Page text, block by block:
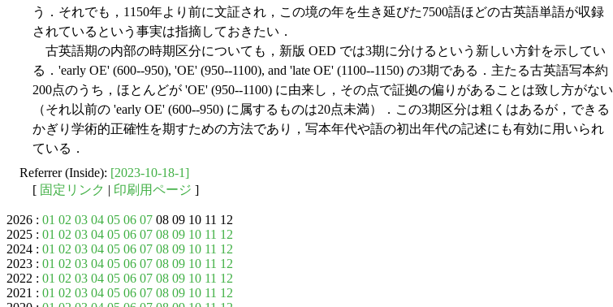
う．それでも，1150年より前に文証され，この境の年を生き延びた7500語ほどの古英語単語が収録
されているという事実は指摘しておきたい．
古英語期の内部の時期区分についても，新版 OED では3期に分けるという新しい方針を示してい
る．'early OE' (600--950), 'OE' (950--1100), and 'late OE' (1100--1150) の3期である．主たる古英語写本約
200点のうち，ほとんどが 'OE' (950--1100) に由来し，その点で証拠の偏りがあることは致し方がない
（それ以前の 'early OE' (600--950) に属するものは20点未満）．この3期区分は粗くはあるが，できる
かぎり学術的正確性を期すための方法であり，写本年代や語の初出年代の記述にも有効に用いられ
ている．
Referrer (Inside): [2023-10-18-1]
[ 固定リンク | 印刷用ページ ]
2026 : 01 02 03 04 05 06 07 08 09 10 11 12
2025 : 01 02 03 04 05 06 07 08 09 10 11 12
2024 : 01 02 03 04 05 06 07 08 09 10 11 12
2023 : 01 02 03 04 05 06 07 08 09 10 11 12
2022 : 01 02 03 04 05 06 07 08 09 10 11 12
2021 : 01 02 03 04 05 06 07 08 09 10 11 12